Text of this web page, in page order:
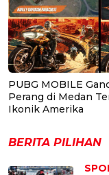
PUBG MOBILE
Perang di Medan
Ikonik Amerika
BERITA PILIHAN